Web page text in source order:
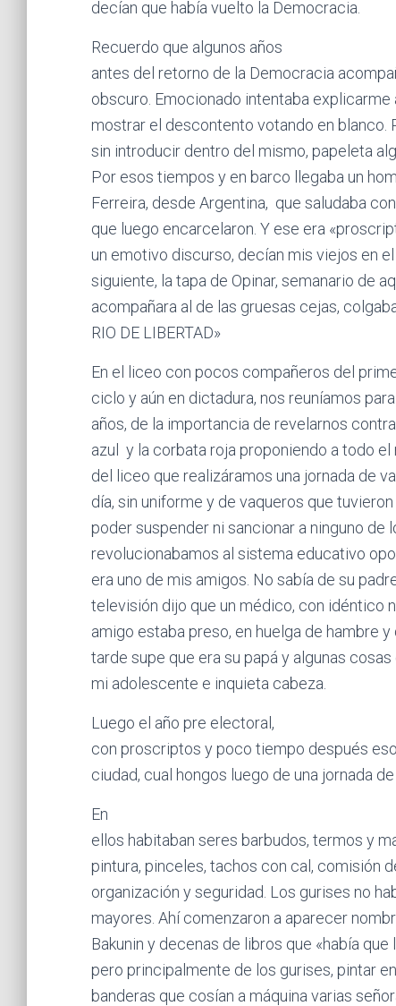
decían que había vuelto la Democracia.
Recuerdo que algunos años
antes del retorno de la Democracia
obscuro. Emocionado intentaba explicarme
mostrar el descontento votando en blanco.
sin introducir dentro del mismo, papeleta
Por esos tiempos y en barco llegaba un
Ferreira, desde Argentina, que saludaba
que luego encarcelaron. Y ese era
un emotivo discurso, decían mis viejos en
siguiente, la tapa de Opinar, semanario de
acompañara al de las gruesas cejas,
RIO DE LIBERTAD»
En el liceo con pocos compañeros del
ciclo y aún en dictadura, nos reuníamos
años, de la importancia de revelarnos
azul y la corbata roja proponiendo a todo
del liceo que realizáramos una jornada de
día, sin uniforme y de vaqueros que
poder suspender ni sancionar a ninguno de
revolucionabamos al sistema educativo
era uno de mis amigos. No sabía de su
televisión dijo que un médico, con idéntico
amigo estaba preso, en huelga de hambre
tarde supe que era su papá y algunas
mi adolescente e inquieta cabeza.
Luego el año pre electoral,
con proscriptos y poco tiempo después
ciudad, cual hongos luego de una jornada
En
ellos habitaban seres barbudos, termos y
pintura, pinceles, tachos con cal, comisión
organización y seguridad. Los gurises no
mayores. Ahí comenzaron a aparecer
Bakunin y decenas de libros que «había
pero principalmente de los gurises, pintar
banderas que cosían a máquina varias